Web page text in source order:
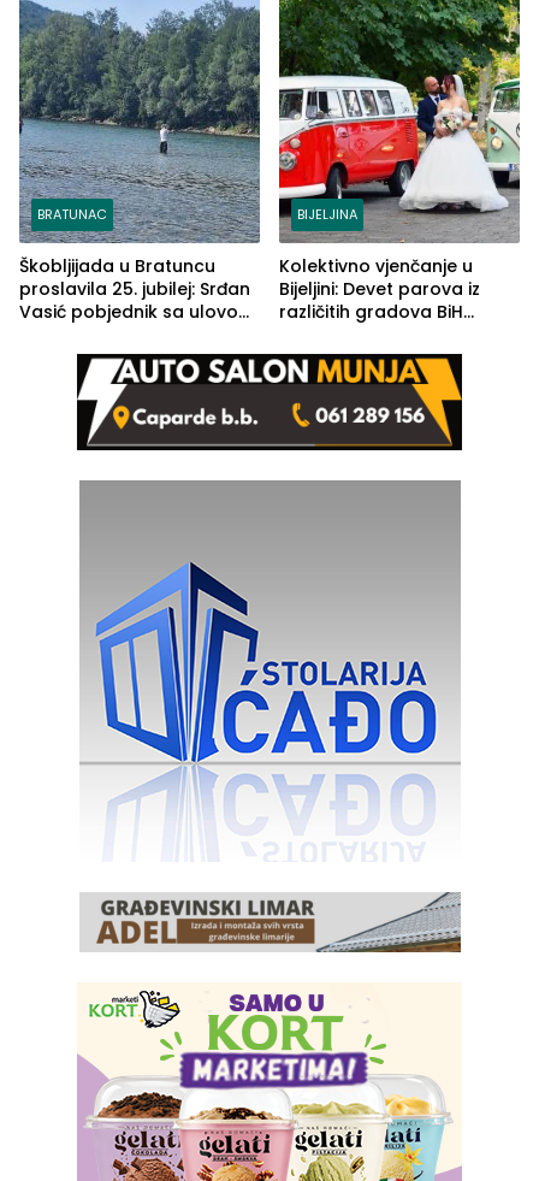
BRATUNAC
Škobljijada u Bratuncu
proslavila 25. jubilej: Srđan
Vasić pobjednik sa ulovom
BIJELJINA
Kolektivno vjenčanje u
Bijeljini: Devet parova iz
različitih gradova BiH